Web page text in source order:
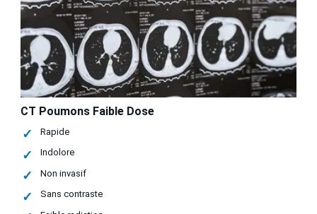
CT Poumons Faible Dose
Rapide
Indolore
Non invasif
Sans contraste